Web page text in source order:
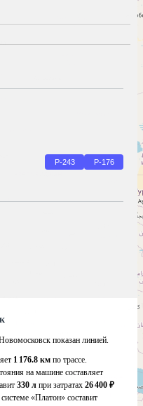
Р-243 Р-176
показан линией.
1 176.8 км по трассе.
на машине составляет
330 л при затратах 26 400 ₽
«Платон» составит